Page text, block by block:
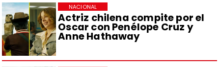
Actriz chilena compite por el
Oscar con Penélope Cruz y
Anne Hathaway
NACIONAL